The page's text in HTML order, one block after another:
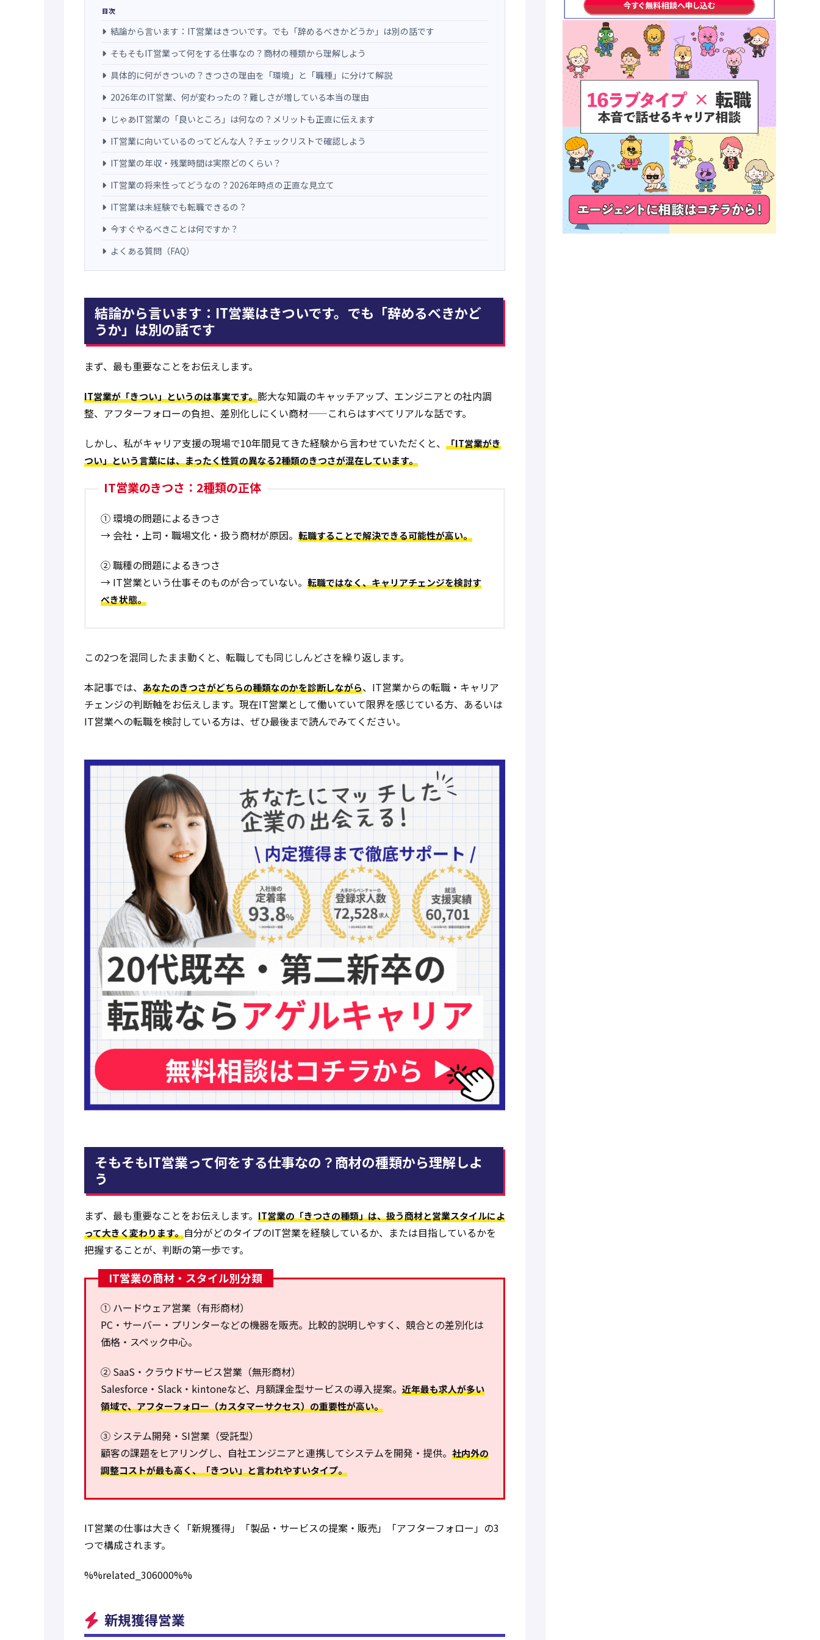
目次
結論から言います：IT営業はきついです。でも「辞めるべきかどうか」は別の話です
そもそもIT営業って何をする仕事なの？商材の種類から理解しよう
具体的に何がきついの？きつさの理由を「環境」と「職種」に分けて解説
2026年のIT営業、何が変わったの？難しさが増している本当の理由
じゃあIT営業の「良いところ」は何なの？メリットも正直に伝えます
IT営業に向いているのってどんな人？チェックリストで確認しよう
IT営業の年収・残業時間は実際どのくらい？
IT営業の将来性ってどうなの？2026年時点の正直な見立て
IT営業は未経験でも転職できるの？
今すぐやるべきことは何ですか？
よくある質問（FAQ）
結論から言います：IT営業はきついです。でも「辞めるべきかど
うか」は別の話です
まず、最も重要なことをお伝えします。
IT営業が「きつい」というのは事実です。膨大な知識のキャッチアップ、エンジニアとの社内調
整、アフターフォローの負担、差別化しにくい商材——これらはすべてリアルな話です。
しかし、私がキャリア支援の現場で10年間見てきた経験から言わせていただくと、 「IT営業がき
つい」という言葉には、まったく性質の異なる2種類のきつさが混在しています。
IT営業のきつさ：2種類の正体
① 環境の問題によるきつさ
→ 会社・上司・職場文化・扱う商材が原因。 転職することで解決できる可能性が高い。
② 職種の問題によるきつさ
→ IT営業という仕事そのものが合っていない。 転職ではなく、キャリアチェンジを検討す
べき状態。
この2つを混同したまま動くと、転職しても同じしんどさを繰り返します。
本記事では、 あなたのきつさがどちらの種類なのかを診断しながら、IT営業からの転職・キャリア
チェンジの判断軸をお伝えします。現在IT営業として働いていて限界を感じている方、あるいは
IT営業への転職を検討している方は、ぜひ最後まで読んでみてください。
そもそもIT営業って何をする仕事なの？商材の種類から理解しよ
う
まず、最も重要なことをお伝えします。 IT営業の「きつさの種類」は、扱う商材と営業スタイルによ
って大きく変わります。自分がどのタイプのIT営業を経験しているか、または目指しているかを
把握することが、判断の第一歩です。
IT営業の商材・スタイル別分類
① ハードウェア営業（有形商材）
PC・サーバー・プリンターなどの機器を販売。比較的説明しやすく、競合との差別化は
価格・スペック中心。
② SaaS・クラウドサービス営業（無形商材）
Salesforce・Slack・kintoneなど、月額課金型サービスの導入提案。 近年最も求人が多い
領域で、アフターフォロー（カスタマーサクセス）の重要性が高い。
③ システム開発・SI営業（受託型）
顧客の課題をヒアリングし、自社エンジニアと連携してシステムを開発・提供。 社内外の
調整コストが最も高く、「きつい」と言われやすいタイプ。
IT営業の仕事は大きく「新規獲得」「製品・サービスの提案・販売」「アフターフォロー」の3
つで構成されます。
%%related_306000%%
新規獲得営業